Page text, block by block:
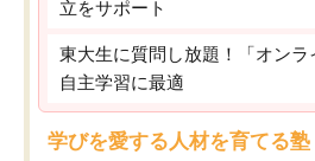
立をサポート
東大生に質問し放題！「オン
自主学習に最適
学びを愛する人材を育てる